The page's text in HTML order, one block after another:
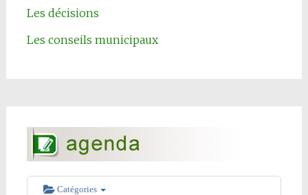
Les décisions
Les conseils municipaux
Catégories